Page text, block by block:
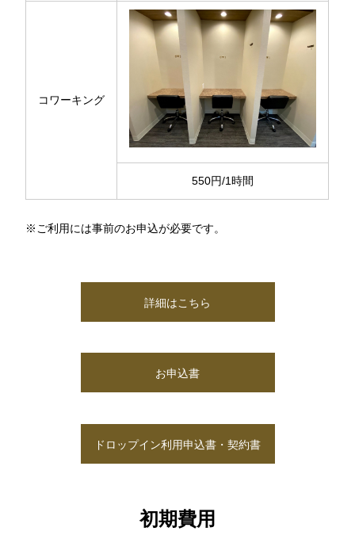
コワーキング
550円/1時間
※ご利用には事前のお申込が必要です。
詳細はこちら
お申込書
ドロップイン利用申込書・契約書
初期費用